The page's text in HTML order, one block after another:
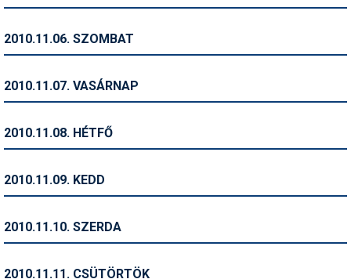
Magazinok
Pályázatok
Síbérletárak
2010.11.06. SZOMBAT
2010.11.07. VASÁRNAP
2010.11.08. HÉTFŐ
2010.11.09. KEDD
2010.11.10. SZERDA
2010.11.11. CSÜTÖRTÖK